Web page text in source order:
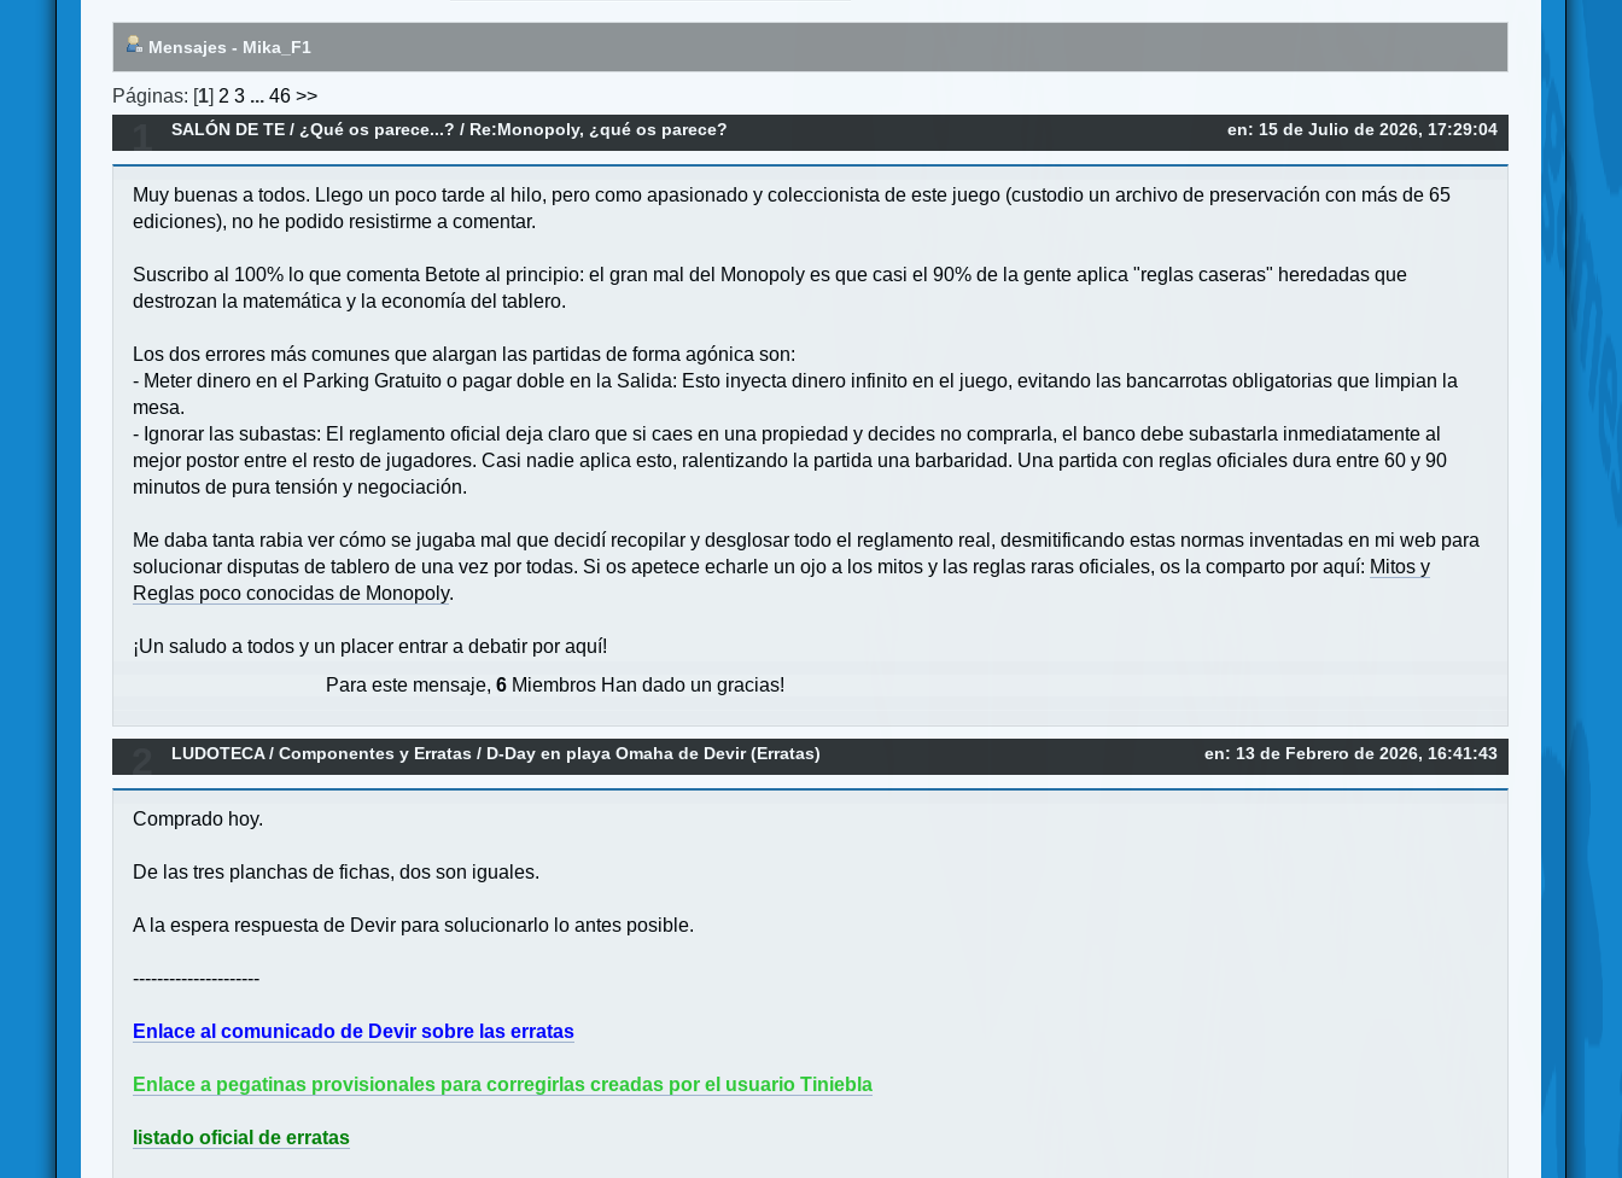
Mensajes - Mika_F1
Páginas: [1] 2 3 ...46 >>
en: 15 de Julio de 2026, 17:29:04
SALÓN DE TE /¿Qué os parece...? / Re:Monopoly, ¿qué os parece?
Muy buenas a todos. Llego un poco tarde al hilo, pero como apasionado y coleccionista de este juego (custodio un archivo de preservación con más de 65
ediciones), no he podido resistirme a comentar.
Suscribo al 100% lo que comenta Betote al principio: el gran mal del Monopoly es que casi el 90% de la gente aplica "reglas caseras" heredadas que
destrozan la matemática y la economía del tablero.
Los dos errores más comunes que alargan las partidas de forma agónica son:
- Meter dinero en el Parking Gratuito o pagar doble en la Salida: Esto inyecta dinero infinito en el juego, evitando las bancarrotas obligatorias que limpian la
mesa.
- Ignorar las subastas: El reglamento oficial deja claro que si caes en una propiedad y decides no comprarla, el banco debe subastarla inmediatamente al
mejor postor entre el resto de jugadores. Casi nadie aplica esto, ralentizando la partida una barbaridad. Una partida con reglas oficiales dura entre 60 y 90
minutos de pura tensión y negociación.
Me daba tanta rabia ver cómo se jugaba mal que decidí recopilar y desglosar todo el reglamento real, desmitificando estas normas inventadas en mi web para
solucionar disputas de tablero de una vez por todas. Si os apetece echarle un ojo a los mitos y las reglas raras oficiales, os la comparto por aquí: Mitos y
Reglas poco conocidas de Monopoly.
¡Un saludo a todos y un placer entrar a debatir por aquí!
Para este mensaje,6 Miembros Han dado un gracias!
en: 13 de Febrero de 2026, 16:41:43
LUDOTECA/Componentes y Erratas / D-Day en playa Omaha de Devir (Erratas)
Comprado hoy.
De las tres planchas de fichas, dos son iguales.
A la espera respuesta de Devir para solucionarlo lo antes posible.
---------------------
Enlace al comunicado de Devir sobre las erratas
Enlace a pegatinas provisionales para corregirlas creadas por el usuario Tiniebla
listado oficial de erratas